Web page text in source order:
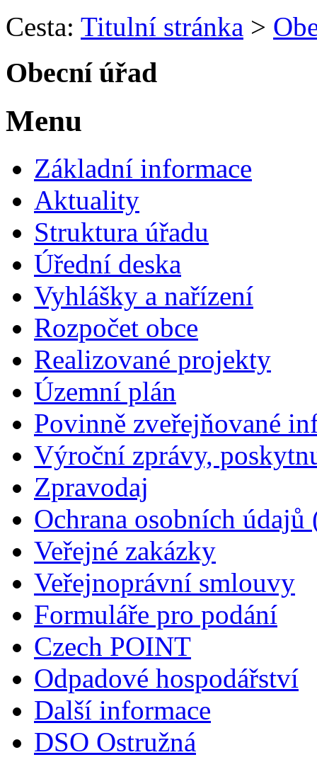
Cesta: Titulní stránka >
Obecní úřad
Menu
Základní informace
Aktuality
Struktura úřadu
Úřední deska
Vyhlášky a nařízení
Rozpočet obce
Realizované projekty
Územní plán
Povinně zveřejňované
Výroční zprávy,
Zpravodaj
Ochrana osobních údajů
Veřejné zakázky
Veřejnoprávní smlouvy
Formuláře pro podání
Czech POINT
Odpadové hospodářství
Další informace
DSO Ostružná